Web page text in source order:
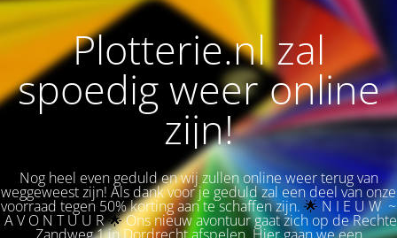
Plotterie.nl zal
spoedig weer online
zijn!
Nog heel even geduld en wij zullen online weer terug van
weggeweest zijn! Als dank voor je geduld zal een deel van onze
voorraad tegen 50% korting aan te schaffen zijn. 🌟 N I E U W ~
A V O N T U U R🌟Ons nieuw avontuur gaat zich op de Rechte